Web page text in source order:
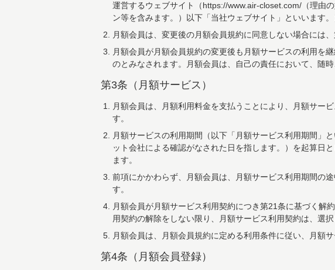
運営するウェブサイト（https://www.air-closet.com/ （理由
ン等を含みます。）以下「当社ウェブサイト」といいます
月額会員は、変更後の月額会員規約に同意しない場合には
月額会員が月額会員規約の変更後も月額サービスの利用を
のとみなされます。月額会員は、自己の責任において、随
第3条（月額サービス）
月額会員は、月額利用料金を支払うことにより、月額サー
す。
月額サービスの利用期間（以下「月額サービス利用期間」
ット会社による確認がなされた日を指します。）を起算日
ます。
前項にかかわらず、月額会員は、月額サービス利用期間の
す。
月額会員が月額サービス利用契約につき第21条に基づく解
用契約の解除をしない限り、月額サービス利用契約は、選
月額会員は、月額会員規約に定める利用条件に従い、月額
第4条（月額会員登録）